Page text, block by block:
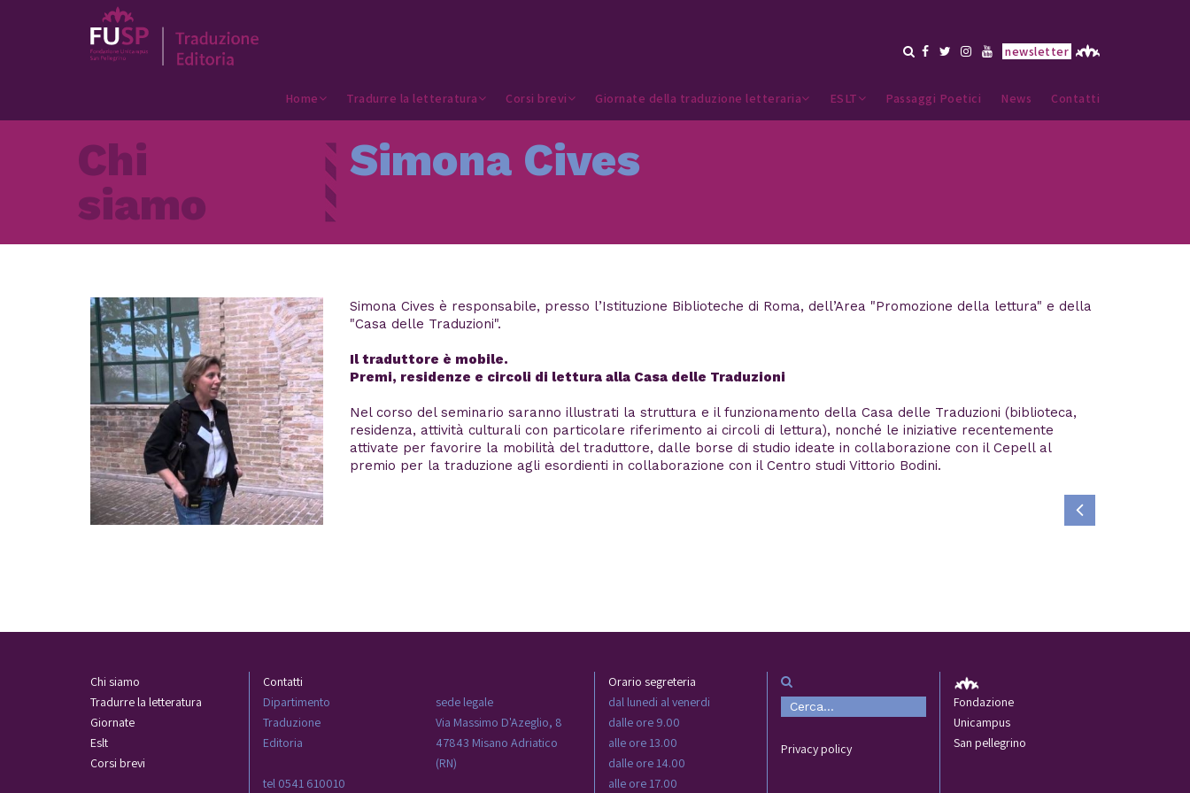
newsletter
Home Tradurre la letteratura Corsi brevi Giornate della traduzione letteraria ESLT Passaggi Poetici News Contatti
Chi
siamo
Simona Cives
Simona Cives è responsabile, presso l’Istituzione Biblioteche di Roma, dell’Area "Promozione della lettura" e della
"Casa delle Traduzioni".
Il traduttore è mobile.
Premi, residenze e circoli di lettura alla Casa delle Traduzioni
Nel corso del seminario saranno illustrati la struttura e il funzionamento della Casa delle Traduzioni (biblioteca,
residenza, attività culturali con particolare riferimento ai circoli di lettura), nonché le iniziative recentemente
attivate per favorire la mobilità del traduttore, dalle borse di studio ideate in collaborazione con il Cepell al
premio per la traduzione agli esordienti in collaborazione con il Centro studi Vittorio Bodini.
Chi siamo
Tradurre la letteratura
Giornate
Eslt
Corsi brevi
Contatti
Dipartimento
Traduzione
Editoria
tel 0541 610010
sede legale
Via Massimo D'Azeglio, 8
47843 Misano Adriatico
(RN)
Orario segreteria
dal lunedi al venerdi
dalle ore 9.00
alle ore 13.00
dalle ore 14.00
alle ore 17.00
Privacy policy
Fondazione
Unicampus
San pellegrino